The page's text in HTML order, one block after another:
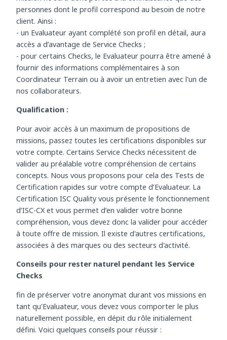
est défini en collaboration avec notre client. Chaque
mission ne sera donc portée à la connaissance que des
personnes dont le profil correspond au besoin de notre
client. Ainsi :
- un Evaluateur ayant complété son profil en détail, aura
accès a d’avantage de Service Checks ;
- pour certains Checks, le Evaluateur pourra être amené à
fournir des informations complémentaires à son
Coordinateur Terrain ou à avoir un entretien avec l'un de
nos collaborateurs.
Qualification :
Pour avoir accès à un maximum de propositions de
missions, passez toutes les certifications disponibles sur
votre compte. Certains Service Checks nécessitent de
valider au préalable votre compréhension de certains
concepts. Nous vous proposons pour cela des Tests de
Certification rapides sur votre compte d’Evaluateur. La
Certification ISC Quality vous présente le fonctionnement
d’ISC-CX et vous permet d’en valider votre bonne
compréhension, vous devez donc la valider pour accéder
à toute offre de mission. Il existe d'autres certifications,
associées à des marques ou des secteurs d'activité.
Conseils pour rester naturel pendant les Service
Checks
fin de préserver votre anonymat durant vos missions en
tant qu'Evaluateur, vous devez vous comporter le plus
naturellement possible, en dépit du rôle initialement